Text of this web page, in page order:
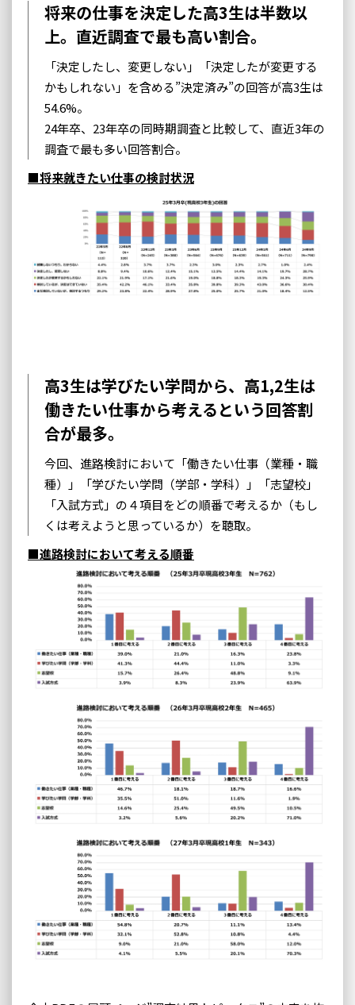
将来の仕事を決定した高3生は半数以
上。直近調査で最も高い割合。
「決定したし、変更しない」「決定したが変更する
かもしれない」を含める”決定済み”の回答が高3生は
54.6%。
24年卒、23年卒の同時期調査と比較して、直近3年の
調査で最も多い回答割合。
■将来就きたい仕事の検討状況
高3生は学びたい学問から、高1,2生は
働きたい仕事から考えるという回答割
合が最多。
今回、進路検討において「働きたい仕事（業種・職
種）」「学びたい学問（学部・学科）」「志望校」
「入試方式」の４項目をどの順番で考えるか（もし
くは考えようと思っているか）を聴取。
■進路検討において考える順番